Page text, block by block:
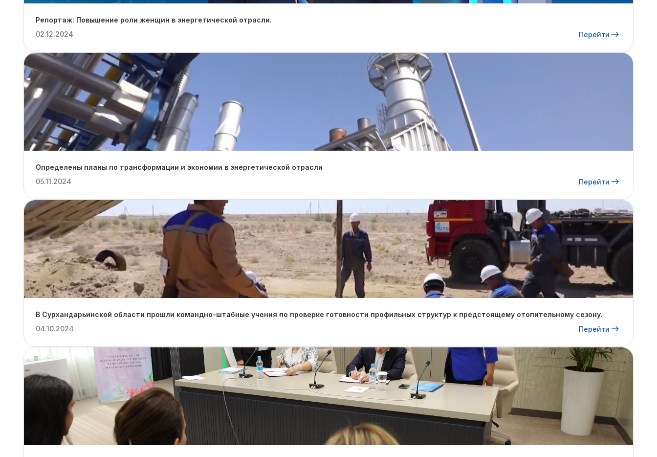
Репортаж: Повышение роли женщин в энергетической отрасли.
02.12.2024
Перейти
Определены планы по трансформации и экономии в энергетической отрасли
05.11.2024
Перейти
В Сурхандарьинской области прошли командно-штабные учения по проверке готовности профильных структур к предстоящему отопительному сезону.
04.10.2024
Перейти